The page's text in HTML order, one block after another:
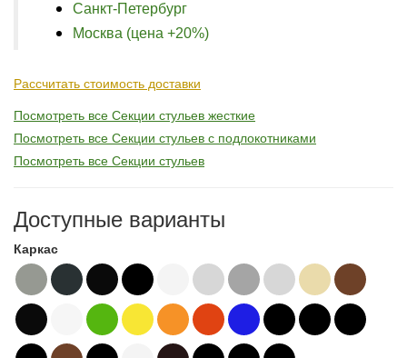
Санкт-Петербург
Москва (цена +20%)
Рассчитать стоимость доставки
Посмотреть все Секции стульев жесткие
Посмотреть все Секции стульев с подлокотниками
Посмотреть все Секции стульев
Доступные варианты
Каркас